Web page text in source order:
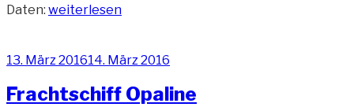
Daten: „Frachtschiff
Car“
weiterlesen
Veröffentlicht
13. März 201614. März 2016
Frachtschiff Opaline